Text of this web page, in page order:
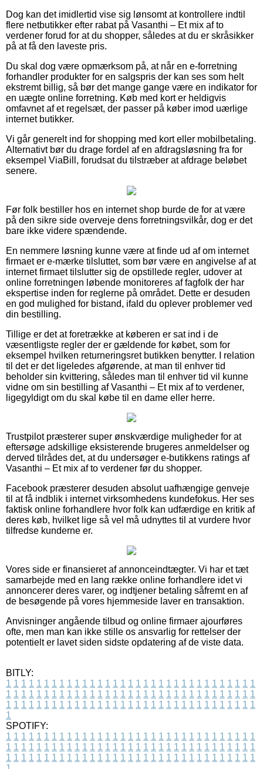
Dog kan det imidlertid vise sig lønsomt at kontrollere indtil
flere netbutikker efter rabat på Vasanthi – Et mix af to
verdener forud for at du shopper, således at du er skråsikker
på at få den laveste pris.
Du skal dog være opmærksom på, at når en e-forretning
forhandler produkter for en salgspris der kan ses som helt
ekstremt billig, så bør det mange gange være en indikator for
en uægte online forretning. Køb med kort er heldigvis
omfavnet af et regelsæt, der passer på køber imod uærlige
internet butikker.
Vi går generelt ind for shopping med kort eller mobilbetaling.
Alternativt bør du drage fordel af en afdragsløsning fra for
eksempel ViaBill, forudsat du tilstræber at afdrage beløbet
senere.
Før folk bestiller hos en internet shop burde de for at være
på den sikre side overveje dens forretningsvilkår, dog er det
bare ikke videre spændende.
En nemmere løsning kunne være at finde ud af om internet
firmaet er e-mærke tilsluttet, som bør være en angivelse af at
internet firmaet tilslutter sig de opstillede regler, udover at
online forretningen løbende monitoreres af fagfolk der har
ekspertise inden for reglerne på området. Dette er desuden
en god mulighed for bistand, ifald du oplever problemer ved
din bestilling.
Tillige er det at foretrække at køberen er sat ind i de
væsentligste regler der er gældende for købet, som for
eksempel hvilken returneringsret butikken benytter. I relation
til det er det ligeledes afgørende, at man til enhver tid
beholder sin kvittering, således man til enhver tid vil kunne
vidne om sin bestilling af Vasanthi – Et mix af to verdener,
ligegyldigt om du skal købe til en dame eller herre.
Trustpilot præsterer super ønskværdige muligheder for at
eftersøge adskillige eksisterende brugeres anmeldelser og
derved tilrådes det, at du undersøger e-butikkens ratings af
Vasanthi – Et mix af to verdener før du shopper.
Facebook præsterer desuden absolut uafhængige genveje
til at få indblik i internet virksomhedens kundefokus. Her ses
faktisk online forhandlere hvor folk kan udfærdige en kritik af
deres køb, hvilket lige så vel må udnyttes til at vurdere hvor
tilfredse kunderne er.
Vores side er finansieret af annonceindtægter. Vi har et tæt
samarbejde med en lang række online forhandlere idet vi
annoncerer deres varer, og indtjener betaling såfremt en af
de besøgende på vores hjemmeside laver en transaktion.
Anvisninger angående tilbud og online firmaer ajourføres
ofte, men man kan ikke stille os ansvarlig for rettelser der
potentielt er lavet siden sidste opdatering af de viste data.
BITLY:
1 1 1 1 1 1 1 1 1 1 1 1 1 1 1 1 1 1 1 1 1 1 1 1 1 1 1 1 1 1 1 1 1
1 1 1 1 1 1 1 1 1 1 1 1 1 1 1 1 1 1 1 1 1 1 1 1 1 1 1 1 1 1 1 1 1
1 1 1 1 1 1 1 1 1 1 1 1 1 1 1 1 1 1 1 1 1 1 1 1 1 1 1 1 1 1 1 1 1
1
SPOTIFY:
1 1 1 1 1 1 1 1 1 1 1 1 1 1 1 1 1 1 1 1 1 1 1 1 1 1 1 1 1 1 1 1 1
1 1 1 1 1 1 1 1 1 1 1 1 1 1 1 1 1 1 1 1 1 1 1 1 1 1 1 1 1 1 1 1 1
1 1 1 1 1 1 1 1 1 1 1 1 1 1 1 1 1 1 1 1 1 1 1 1 1 1 1 1 1 1 1 1 1